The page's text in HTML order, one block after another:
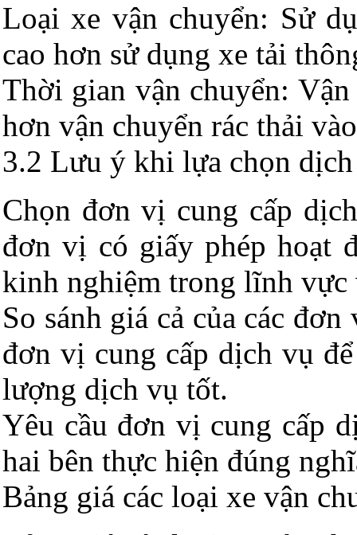
Loại xe vận chuyển: Sử
cao hơn sử dụng xe tải
Thời gian vận chuyển:
hơn vận chuyển rác thải
3.2 Lưu ý khi lựa chọn
Chọn đơn vị cung cấp
đơn vị có giấy phép hoạt
kinh nghiệm trong lĩnh vực
So sánh giá cả của các
đơn vị cung cấp dịch vụ
lượng dịch vụ tốt.
Yêu cầu đơn vị cung cấp
hai bên thực hiện đúng
Bảng giá các loại xe vận